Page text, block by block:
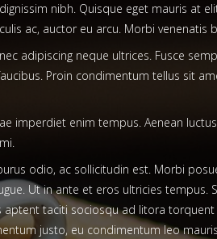
nibh. Quisque eget mauris at
ac, auctor eu arcu. Morbi
adipiscing neque ultrices. Fusce
Proin condimentum tellus sit
imperdiet enim tempus. Aenean
odio, ac sollicitudin est. Morbi
Ut in ante et eros ultricies tempus.
aptent taciti sociosqu ad litora
justo, eu condimentum leo